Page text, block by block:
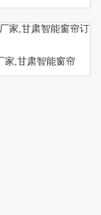
家,甘肃智能窗帘